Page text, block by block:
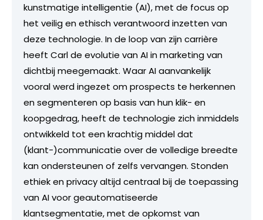
kunstmatige intelligentie (AI), met de focus op
het veilig en ethisch verantwoord inzetten van
deze technologie. In de loop van zijn carrière
heeft Carl de evolutie van AI in marketing van
dichtbij meegemaakt. Waar AI aanvankelijk
vooral werd ingezet om prospects te herkennen
en segmenteren op basis van hun klik- en
koopgedrag, heeft de technologie zich inmiddels
ontwikkeld tot een krachtig middel dat
(klant-)communicatie over de volledige breedte
kan ondersteunen of zelfs vervangen. Stonden
ethiek en privacy altijd centraal bij de toepassing
van AI voor geautomatiseerde
klantsegmentatie, met de opkomst van